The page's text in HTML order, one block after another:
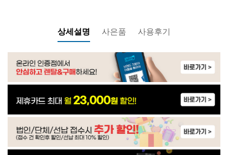
WP-60C90010M | 32,900
WP-60C90010M | 33,900
WP-35C90010N | 21,900
상세설명 사은품 사용후기